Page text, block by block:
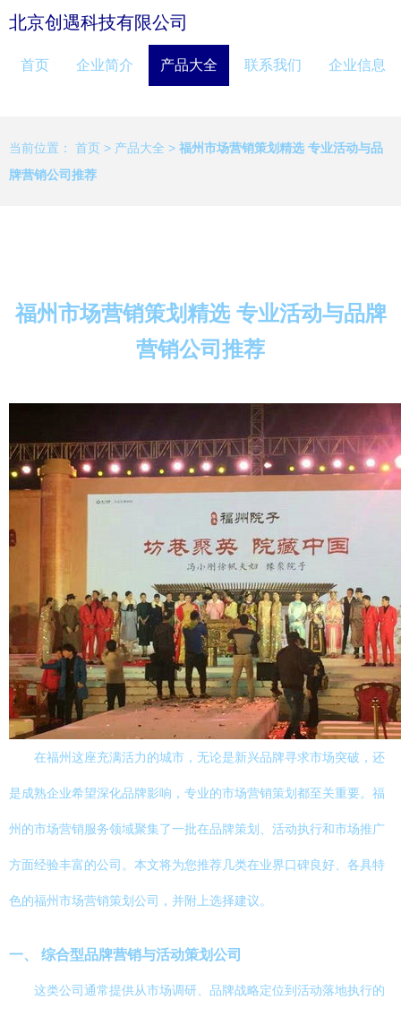
北京创遇科技有限公司
首页 企业简介 产品大全 联系我们 企业信息
当前位置： 首页 > 产品大全 > 福州市场营销策划精选 专业活动与品
牌营销公司推荐
福州市场营销策划精选 专业活动与品牌
营销公司推荐
在福州这座充满活力的城市，无论是新兴品牌寻求市场突破，还
是成熟企业希望深化品牌影响，专业的市场营销策划都至关重要。福
州的市场营销服务领域聚集了一批在品牌策划、活动执行和市场推广
方面经验丰富的公司。本文将为您推荐几类在业界口碑良好、各具特
色的福州市场营销策划公司，并附上选择建议。
一、 综合型品牌营销与活动策划公司
这类公司通常提供从市场调研、品牌战略定位到活动落地执行的